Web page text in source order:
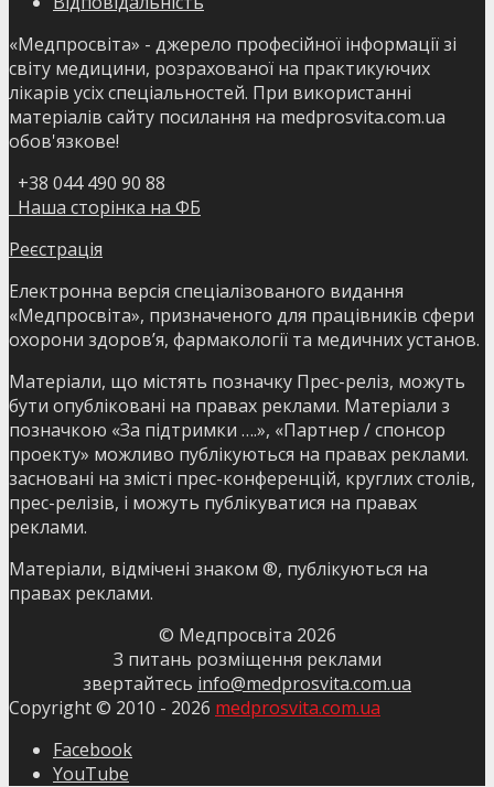
«Медпросвіта» - джерело професійної інформації зі
світу медицини, розрахованої на практикуючих
лікарів усіх спеціальностей. При використанні
матеріалів сайту посилання на medprosvita.com.ua
обов'язкове!
+38 044 490 90 88
Наша сторінка на ФБ
Реєстрація
Електронна версія спеціалізованого видання
«Медпросвіта», призначеного для працівників сфери
охорони здоров’я, фармакології та медичних установ.
Матеріали, що містять позначку Прес-реліз, можуть
бути опубліковані на правах реклами. Матеріали з
позначкою «За підтримки ….», «Партнер / спонсор
проекту» можливо публікуються на правах реклами.
засновані на змісті прес-конференцій, круглих столів,
прес-релізів, і можуть публікуватися на правах
реклами.
Матеріали, відмічені знаком ®, публікуються на
правах реклами.
© Медпросвіта 2026
З питань розміщення реклами
звертайтесь info@medprosvita.com.ua
Copyright © 2010 - 2026 medprosvita.com.ua
Facebook
YouTube